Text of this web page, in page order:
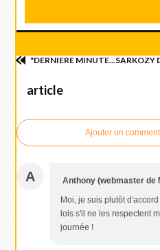
"DERNIERE MINUTE...SARKOZY
article
Ajouter un
A Anthony (webmaster de
Moi, je suis plutôt
lois s'il ne les respectent
journée !